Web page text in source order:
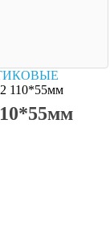
110*55мм